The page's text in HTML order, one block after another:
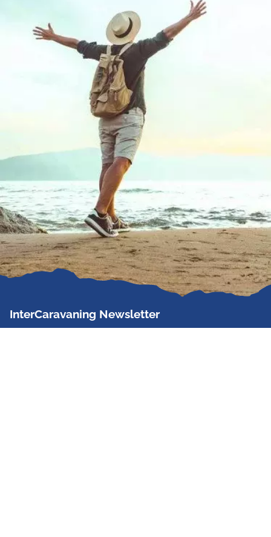
InterCaravaning Newsletter